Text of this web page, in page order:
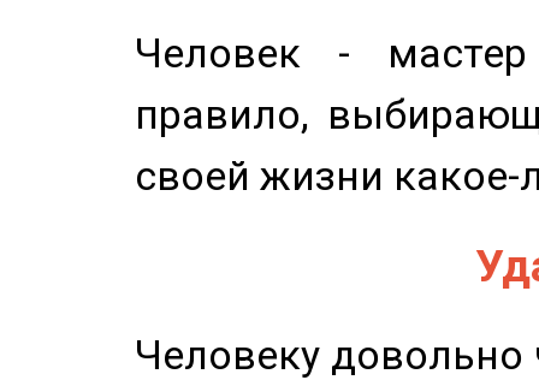
Человек -
правило,
своей жизни какое-
Человеку довольно